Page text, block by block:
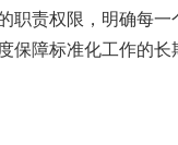
职责权限，明确每
保障标准化工作的长